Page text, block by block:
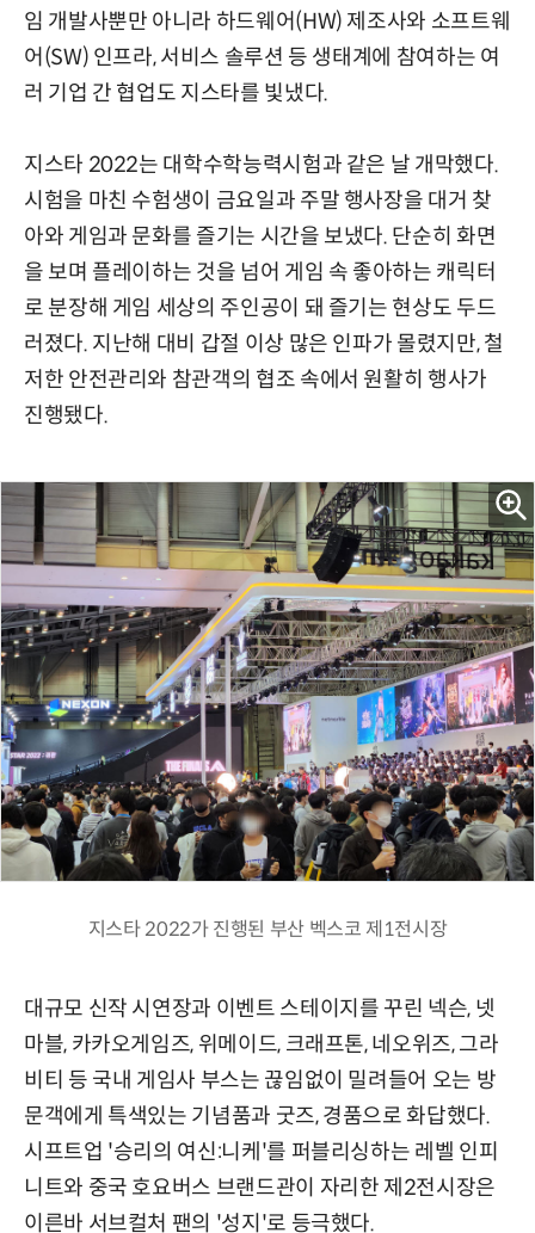
임 개발사뿐만 아니라 하드웨어(HW) 제조사와 소프트웨
어(SW) 인프라, 서비스 솔루션 등 생태계에 참여하는 여
러 기업 간 협업도 지스타를 빛냈다.
지스타 2022는 대학수학능력시험과 같은 날 개막했다.
시험을 마친 수험생이 금요일과 주말 행사장을 대거 찾
아와 게임과 문화를 즐기는 시간을 보냈다. 단순히 화면
을 보며 플레이하는 것을 넘어 게임 속 좋아하는 캐릭터
로 분장해 게임 세상의 주인공이 돼 즐기는 현상도 두드
러졌다. 지난해 대비 갑절 이상 많은 인파가 몰렸지만, 철
저한 안전관리와 참관객의 협조 속에서 원활히 행사가
진행됐다.
지스타 2022가 진행된 부산 벡스코 제1전시장
대규모 신작 시연장과 이벤트 스테이지를 꾸린 넥슨, 넷
마블, 카카오게임즈, 위메이드, 크래프톤, 네오위즈, 그라
비티 등 국내 게임사 부스는 끊임없이 밀려들어 오는 방
문객에게 특색있는 기념품과 굿즈, 경품으로 화답했다.
시프트업 '승리의 여신:니케'를 퍼블리싱하는 레벨 인피
니트와 중국 호요버스 브랜드관이 자리한 제2전시장은
이른바 서브컬처 팬의 '성지'로 등극했다.